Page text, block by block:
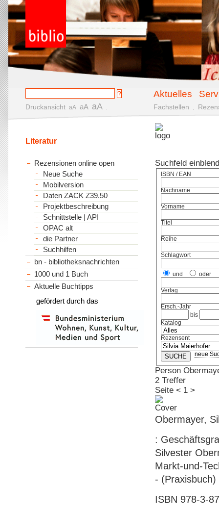
Aktuelles
Druckansicht aA aA aA Fachstellen
Suchfeld
ISBN / EAN
Nachname
Vorname
Titel
Reihe
Schlagwort
und oder
Verlag
Ersch.-Jahr
bis
Katalog
Rezensent
neue
Person
2 Treffer
Seite < 1 >
Obermayer,
:
Silvester
Markt-und-
- (Praxisbuch)
ISBN 978-3-
Literatur
Rezensionen online open
Neue Suche
Mobilversion
Daten ZACK Z39.50
Projektbeschreibung
Schnittstelle | API
OPAC alt
die Partner
Suchhilfen
bn - bibliotheksnachrichten
1000 und 1 Buch
Aktuelle Buchtipps
gefördert durch das